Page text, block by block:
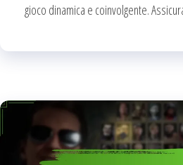
gioco dinamica e coinvolgente.